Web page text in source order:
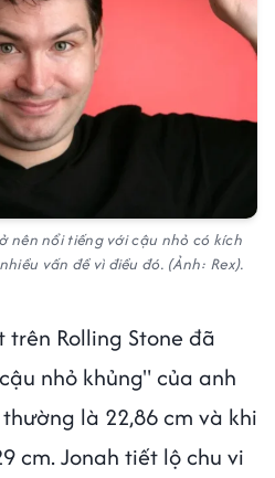
nên nổi tiếng với cậu nhỏ có kích
vấn đề vì điều đó. (Ảnh: Rex).
Rolling Stone đã
nhỏ khủng" của anh
là 22,86 cm và khi
cm. Jonah tiết lộ chu vi